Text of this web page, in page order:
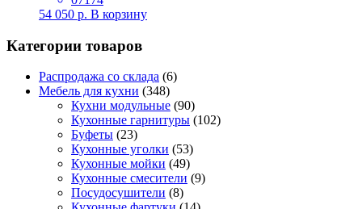
54 050 р. В корзину
Категории товаров
Распродажа со склада (6)
Мебель для кухни (348)
Кухни модульные (90)
Кухонные гарнитуры (102)
Буфеты (23)
Кухонные уголки (53)
Кухонные мойки (49)
Кухонные смесители (9)
Посудосушители (8)